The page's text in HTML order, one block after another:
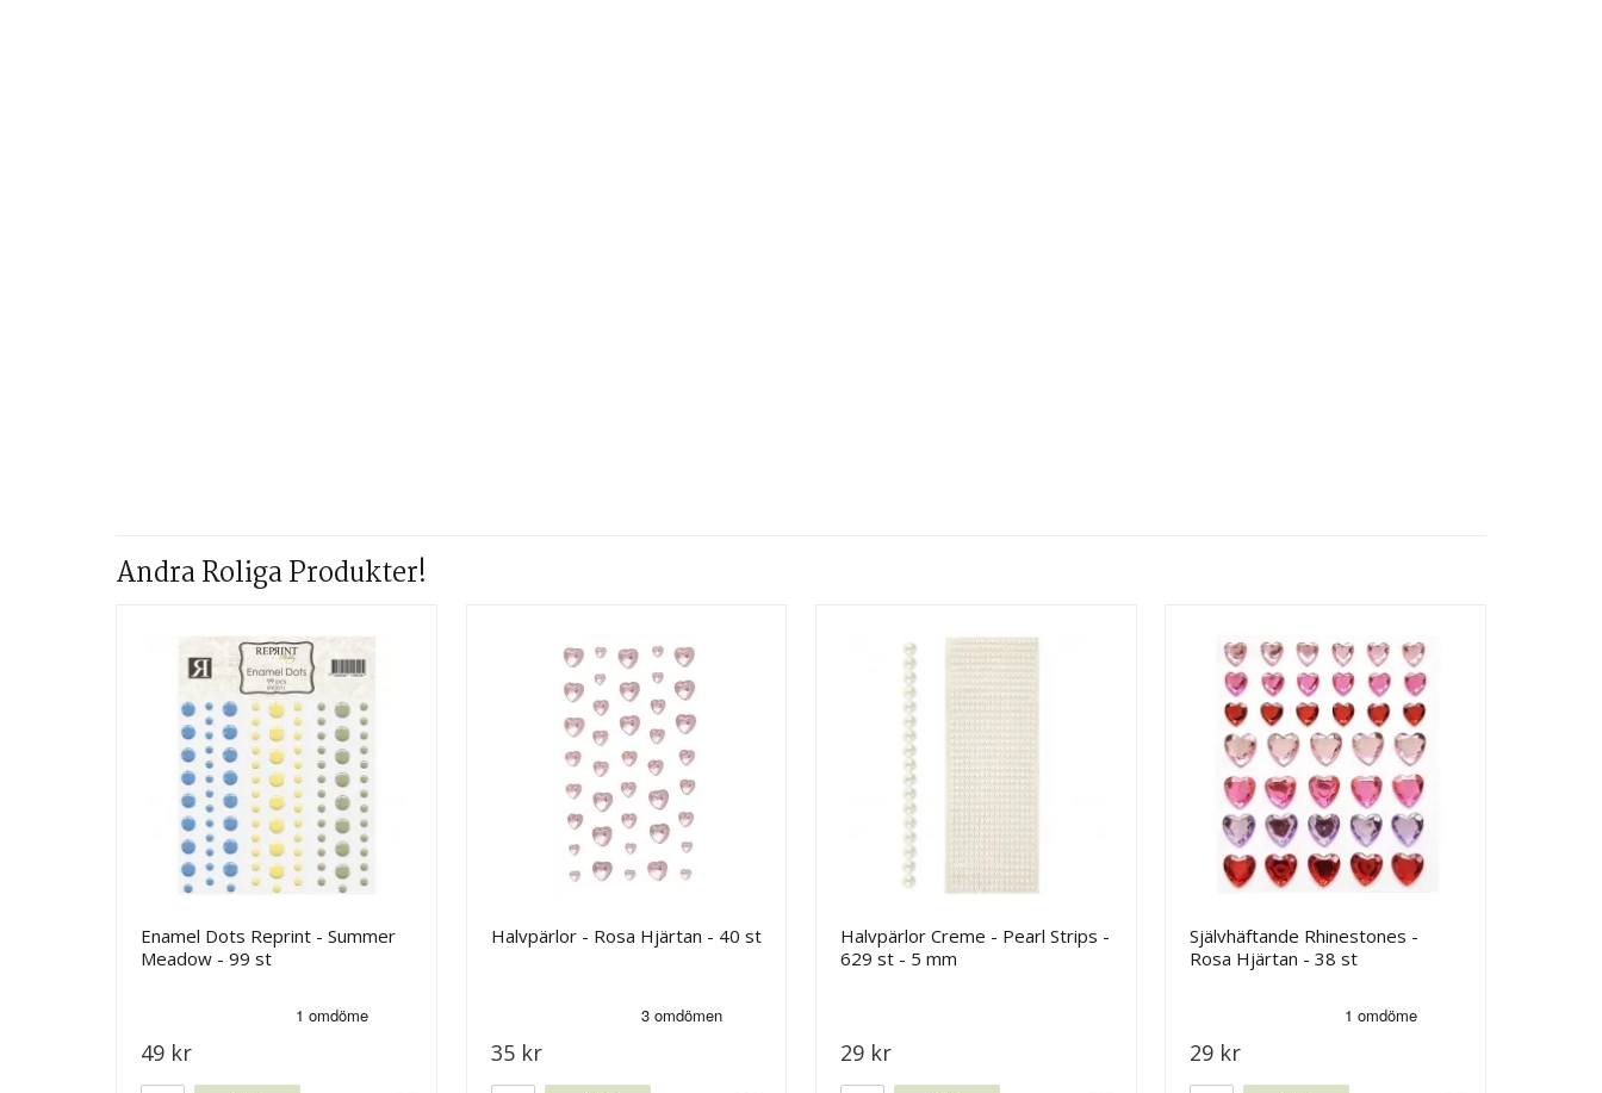
Andra Roliga Produkter!
Enamel Dots Reprint - Summer
Meadow - 99 st
49 kr
Halvpärlor - Rosa Hjärtan - 40 st
35 kr
Halvpärlor Creme - Pearl Strips -
629 st - 5 mm
29 kr
Självhäftande Rhinestones -
Rosa Hjärtan - 38 st
29 kr